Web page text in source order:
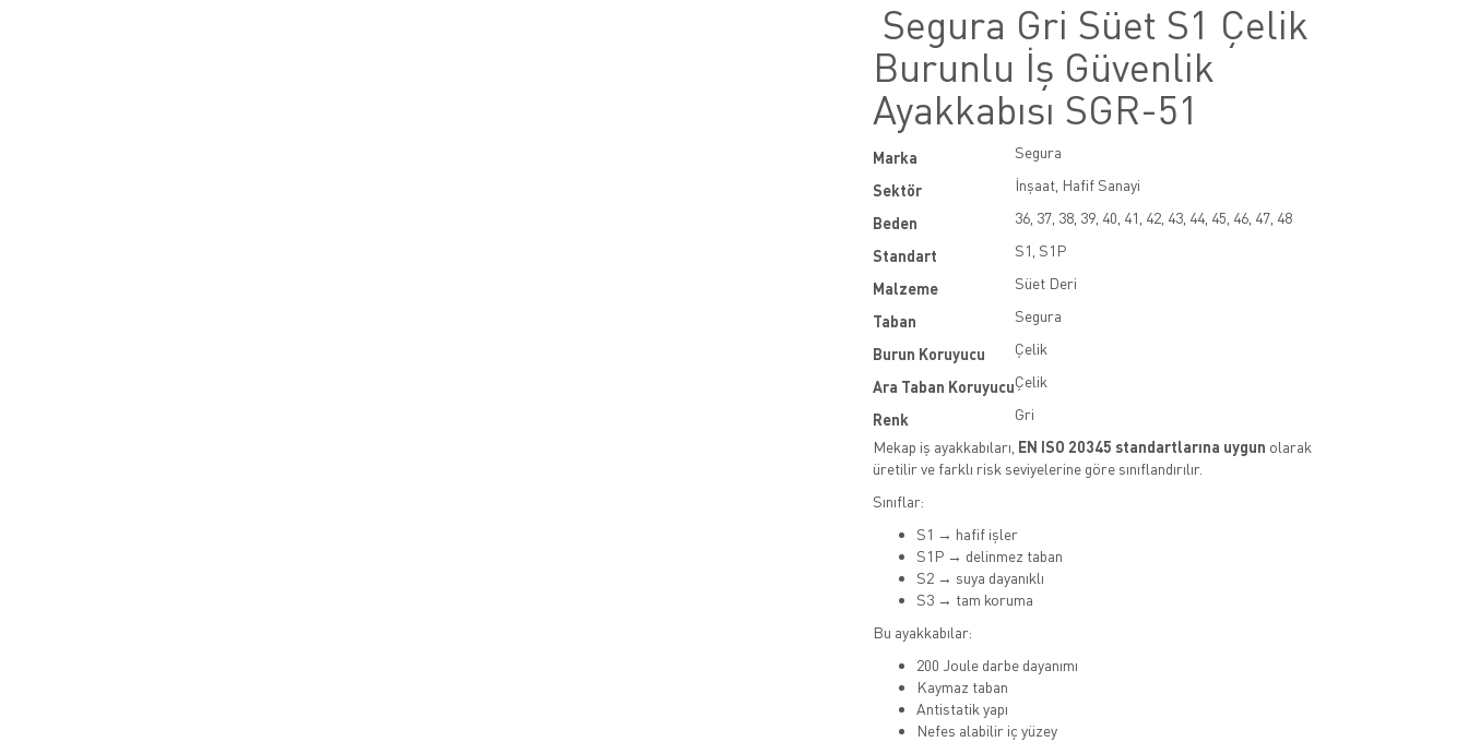
Segura Gri Süet S1 Çelik
Burunlu İş Güvenlik
Ayakkabısı SGR-51
Marka Segura
Sektör İnşaat, Hafif Sanayi
Beden 36, 37, 38, 39, 40, 41, 42, 43, 44, 45, 46, 47, 48
Standart S1, S1P
Malzeme Süet Deri
Taban Segura
Burun Koruyucu Çelik
Ara Taban KoruyucuÇelik
Renk
Gri
Mekap iş ayakkabıları, EN ISO 20345 standartlarına uygun olarak
üretilir ve farklı risk seviyelerine göre sınıflandırılır.
Sınıflar:
S1 → hafif işler
S1P → delinmez taban
S2 → suya dayanıklı
S3 → tam koruma
Bu ayakkabılar:
200 Joule darbe dayanımı
Kaymaz taban
Antistatik yapı
Nefes alabilir iç yüzey